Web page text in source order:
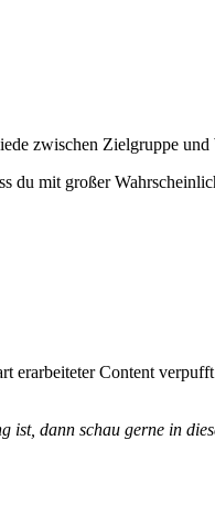
zwischen Zielgruppe und
du mit großer
erarbeiteter Content
ist, dann schau gerne in